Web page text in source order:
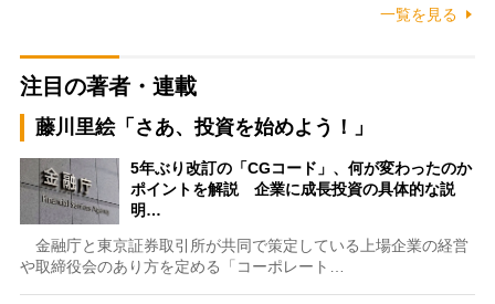
一覧を見る
注目の著者・連載
藤川里絵「さあ、投資を始めよう！」
5年ぶり改訂の「CGコード」、何が変わったのか
ポイントを解説 企業に成長投資の具体的な説
明…
金融庁と東京証券取引所が共同で策定している上場企業の経営
や取締役会のあり方を定める「コーポレート…